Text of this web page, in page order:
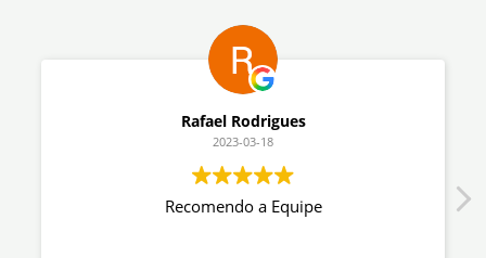
Eric Miyamoto
2023-03-18
Equipe super competente e dedicada.